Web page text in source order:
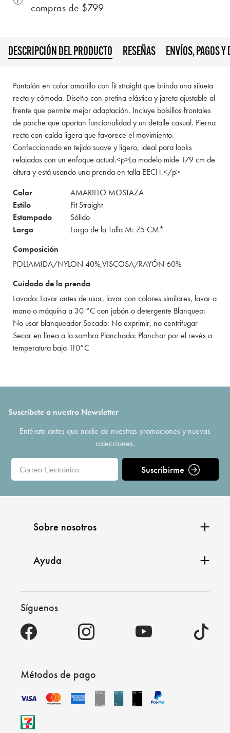
compras de $799
DESCRIPCIÓN DEL PRODUCTO RESEÑAS ENVÍOS, PAGOS Y
Pantalón en color amarillo con fit straight que brinda una silueta
recta y cómoda. Diseño con pretina elástica y jareta ajustable al
frente que permite mejor adaptación. Incluye bolsillos frontales
de parche que aportan funcionalidad y un detalle casual. Pierna
recta con caída ligera que favorece el movimiento.
Confeccionado en tejido suave y ligero, ideal para looks
relajados con un enfoque actual.<p>La modelo mide 179 cm de
altura y está usando una prenda en talla EECH.</p>
Color
AMARILLO MOSTAZA
Estilo
Fit Straight
Estampado
Sólido
Largo
Largo de la Talla M: 75 CM*
Composición
POLIAMIDA/NYLON 40%,VISCOSA/RAYÓN 60%
Cuidado de la prenda
Lavado: Lavar antes de usar, lavar con colores similares, lavar a
mano o máquina a 30 °C con jabón o detergente Blanqueo:
No usar blanqueador Secado: No exprimir, no centrifugar
Secar en línea a la sombra Planchado: Planchar por el revés a
temperatura baja 110°C
Suscríbete a nuestro Newsletter
Entérate antes que nadie de nuestras promociones y nuevas
colecciones.
Suscribirme
Sobre nosotros
Ayuda
Síguenos
Métodos de pago